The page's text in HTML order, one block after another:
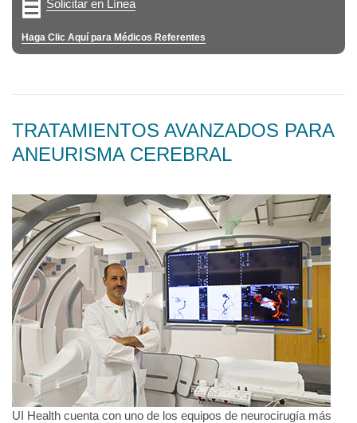
Solicitar en Línea
Haga Clic Aquí para Médicos Referentes
TRATAMIENTOS AVANZADOS PARA
ANEURISMA CEREBRAL
UI Health cuenta con uno de los equipos de neurocirugía más